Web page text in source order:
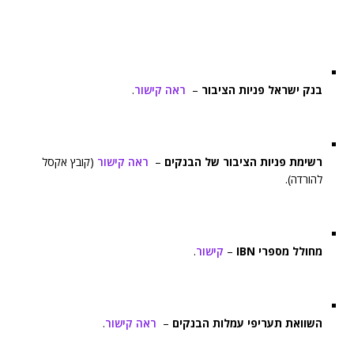
בנק ישראל פניות הציבור – ראה קישור.
רשימת פניות הציבור של הבנקים – ראה קישור (קובץ אקסל
להורדה).
מחולל מספרי IBN – קישור.
השוואת תעריפי עמלות הבנקים – ראה קישור.